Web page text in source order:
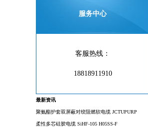
服务中心
客服热线：
18818911910
最新资讯
聚氨酯护套双屏蔽对绞阻燃软电缆 JCTUPURP
柔性多芯硅胶电缆 SiHF-105 H05SS-F